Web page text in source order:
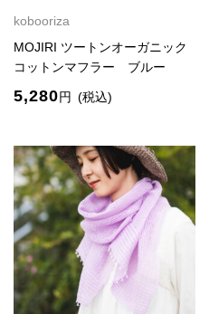
kobooriza
MOJIRI ツートンオーガニック
コットンマフラー ブルー
5,280円 (税込)